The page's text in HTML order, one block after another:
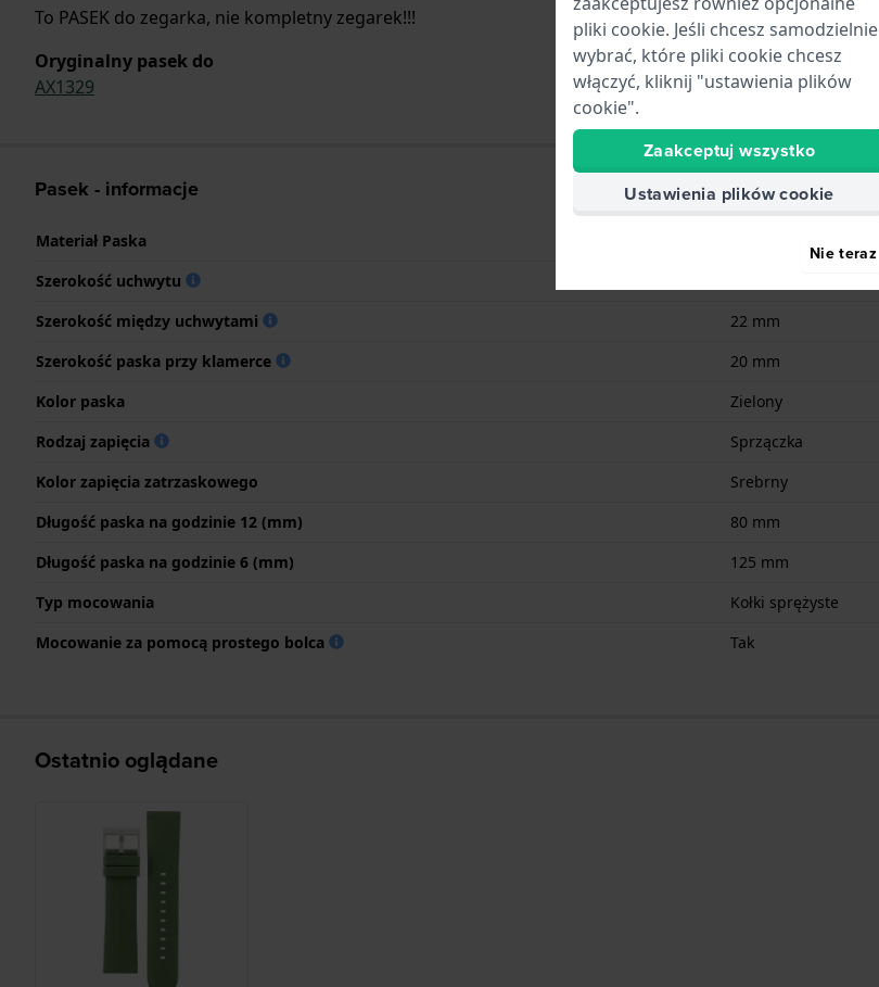
To PASEK do zegarka, nie kompletny zegarek!!!
Oryginalny pasek do
AX1329
Pasek - informacje
Materiał Paska
Szerokość uchwytu
Szerokość między uchwytami
22 mm
Szerokość paska przy klamerce
20 mm
Kolor paska
Zielony
Rodzaj zapięcia
Sprzączka
Kolor zapięcia zatrzaskowego
Srebrny
Długość paska na godzinie 12 (mm)
80 mm
Długość paska na godzinie 6 (mm)
125 mm
Typ mocowania
Kołki sprężyste
Mocowanie za pomocą prostego bolca
Tak
Ostatnio oglądane
pliki cookie. Jeśli chcesz samodzielnie
wybrać, które pliki cookie chcesz
włączyć, kliknij "ustawienia plików
cookie".
Zaakceptuj wszystko
Ustawienia plików cookie
Nie teraz